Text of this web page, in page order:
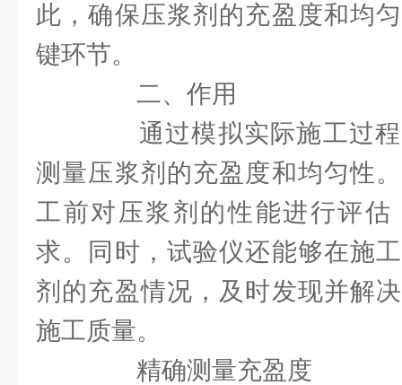
此，确保压浆剂的充盈度和均
键环节。
二、作用
通过模拟实际施工过程
测量压浆剂的充盈度和均匀性
工前对压浆剂的性能进行评估
求。同时，试验仪还能够在施
剂的充盈情况，及时发现并解
施工质量。
精确测量充盈度